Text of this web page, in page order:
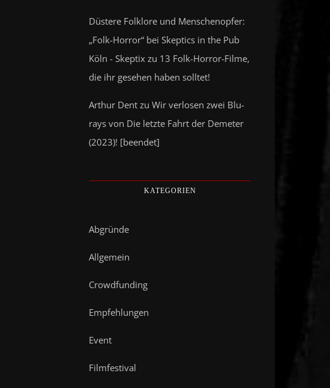
Düstere Folklore und Menschenopfer:
„Folk-Horror“ bei Skeptics in the Pub
Köln - Skeptix zu 13 Folk-Horror-Filme,
die ihr gesehen haben solltet!
Arthur Dent zu Wir verlosen zwei Blu-
rays von Die letzte Fahrt der Demeter
(2023)! [beendet]
KATEGORIEN
Abgründe
Allgemein
Crowdfunding
Empfehlungen
Event
Filmfestival